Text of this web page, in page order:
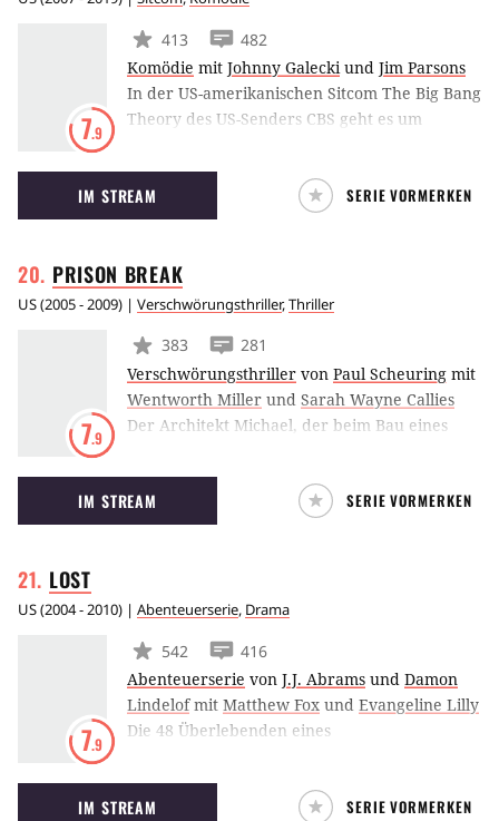
7.9
413
482
Komödie mit Johnny Galeckiund Jim Parsons
In der US-amerikanischen Sitcom The Big Bang
Theory des US-Senders CBS geht es um
Physiker, die sich lieber mit Elementarteilchen
als mit dem anderen Geschlecht befassen.
Daher ist es auch kein Problem, dass die
Wohngemeinschaft zusammenleben. Als
gegenüber die hübsche, blonde Penny
IM STREAM SERIE VORMERKEN
PRISON BREAK
US(2005 - 2009) | Verschwörungsthriller,Thriller
7.9
383
281
Verschwörungsthriller von Paul Scheuring mit
Wentworth Miller und Sarah Wayne Callies
Der Architekt Michael, der beim Bau eines
er selbst in diesem Gefängnis eingesperrt
wird. Er will seinem Bruder Lincoln, der in
der Todeszelle sitzt, bei der Flucht helfen,
nicht begangen zu haben.
IM STREAM SERIE VORMERKEN
LOST
US(2004 - 2010) | Abenteuerserie, Drama
7.9
542
416
Abenteuerserie von J.J. Abrams und Damon
Lindelofmit Matthew Fox und Evangeline Lilly
Die 48 Überlebenden eines
unbewohnte Insel mitten im Südpazifik retten.
Menschen der unterschiedlichsten Herkunft
IM STREAM SERIE VORMERKEN